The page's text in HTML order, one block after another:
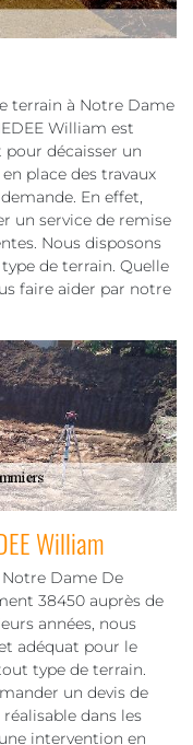
terrain à Notre Dame
William est
pour décaisser un
place des travaux
En effet,
un service de remise
Nous disposons
de terrain. Quelle
faire aider par notre
William
Dame De
38450 auprès de
années, nous
adéquat pour le
type de terrain.
un devis de
dans les
intervention en